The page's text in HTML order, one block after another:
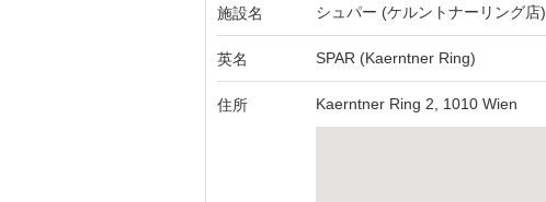
施設名 シュパー (ケルントナーリング店)
英名 SPAR (Kaerntner Ring)
住所 Kaerntner Ring 2, 1010 Wien